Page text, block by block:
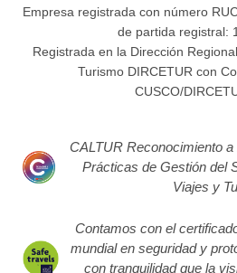
Empresa registrada con número
de partida registral:
Registrada en la Dirección
Turismo DIRCETUR con
CUSCO/
CALTUR Reconocimiento
Prácticas de Gestión del
Viajes y
Contamos con el
mundial en seguridad y
con tranquilidad que la